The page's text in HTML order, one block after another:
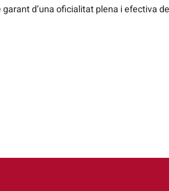
d’una oficialitat plena i efectiva